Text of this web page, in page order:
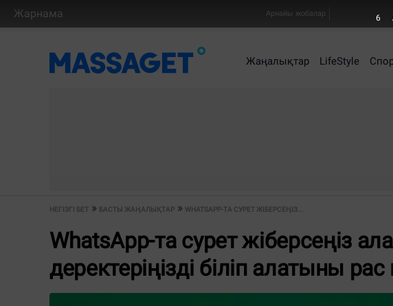
Жарнама Арнайы жобалар
Жаңалықтар LifeStyle
НЕГІЗГІ БЕТ БАСТЫ ЖАҢАЛЫҚТАР WHATSAPP-ТА СУРЕТ ЖІБЕРСЕҢІЗ...
WhatsApp-та сурет жіберсеңіз
деректеріңізді біліп алатыны рас
5